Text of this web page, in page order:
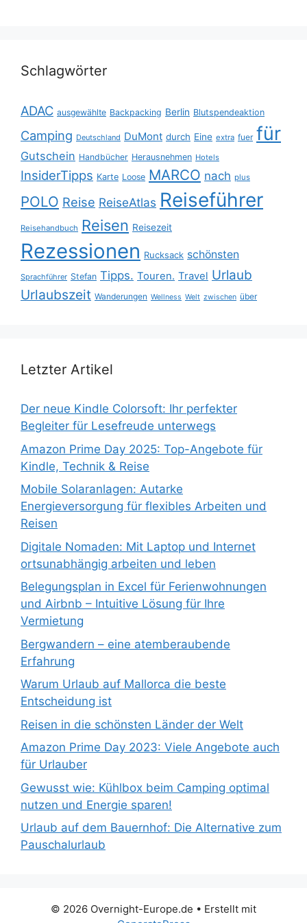
Schlagwörter
ADAC ausgewählte Backpacking Berlin Blutspendeaktion
Camping Deutschland DuMont durch Eine extra fuer für
Gutschein Handbücher Herausnehmen Hotels
InsiderTipps Karte Loose MARCO nach plus
POLO Reise ReiseAtlas Reiseführer
Reisehandbuch Reisen Reisezeit
Rezessionen Rucksack schönsten
Sprachführer Stefan Tipps. Touren. Travel Urlaub
Urlaubszeit Wanderungen Wellness Welt zwischen über
Letzter Artikel
Der neue Kindle Colorsoft: Ihr perfekter
Begleiter für Lesefreude unterwegs
Amazon Prime Day 2025: Top-Angebote für
Kindle, Technik & Reise
Mobile Solaranlagen: Autarke
Energieversorgung für flexibles Arbeiten und
Reisen
Digitale Nomaden: Mit Laptop und Internet
ortsunabhängig arbeiten und leben
Belegungsplan in Excel für Ferienwohnungen
und Airbnb – Intuitive Lösung für Ihre
Vermietung
Bergwandern – eine atemberaubende
Erfahrung
Warum Urlaub auf Mallorca die beste
Entscheidung ist
Reisen in die schönsten Länder der Welt
Amazon Prime Day 2023: Viele Angebote auch
für Urlauber
Gewusst wie: Kühlbox beim Camping optimal
nutzen und Energie sparen!
Urlaub auf dem Bauernhof: Die Alternative zum
Pauschalurlaub
© 2026 Overnight-Europe.de • Erstellt mit